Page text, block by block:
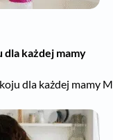
każdej mamy
dla każdej mamy